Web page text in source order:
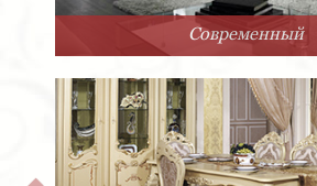
Современный